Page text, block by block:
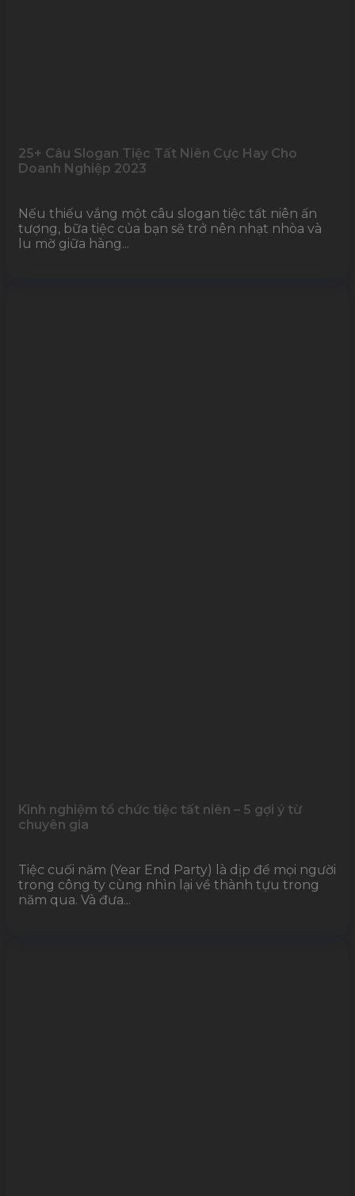
25+ Câu Slogan Tiệc Tất Niên Cực Hay Cho
Doanh Nghiệp 2023
Nếu thiếu vắng một câu slogan tiệc tất niên ấn
tượng, bữa tiệc của bạn sẽ trở nên nhạt nhòa và
lu mờ giữa hàng...
Kinh nghiệm tổ chức tiệc tất niên – 5 gợi ý từ
chuyên gia
Tiệc cuối năm (Year End Party) là dịp để mọi người
trong công ty cùng nhìn lại về thành tựu trong
năm qua. Và đưa...